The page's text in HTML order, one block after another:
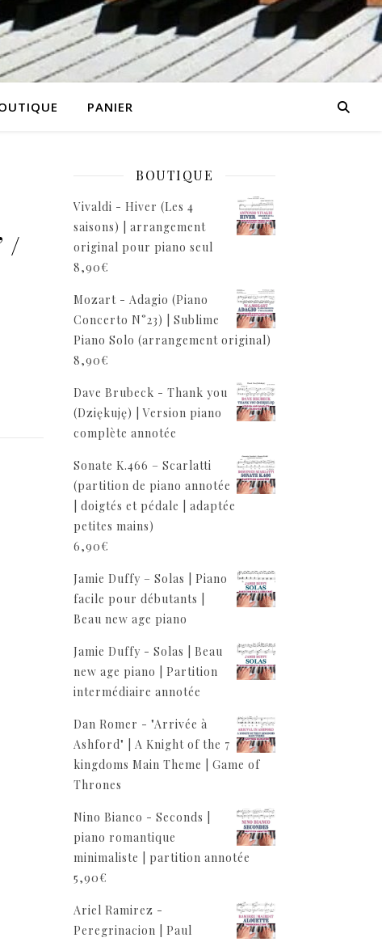
PANIER
/
BOUTIQUE
Vivaldi - Hiver (Les 4
saisons) | arrangement
original pour piano seul
8,90€
Mozart - Adagio (Piano
Concerto N°23) | Sublime
Piano Solo (arrangement original)
8,90€
Dave Brubeck - Thank you
(Dziękuję) | Version piano
complète annotée
Sonate K.466 – Scarlatti
(partition de piano annotée
| doigtés et pédale | adaptée
petites mains)
6,90€
Jamie Duffy – Solas | Piano
facile pour débutants |
Beau new age piano
Jamie Duffy - Solas | Beau
new age piano | Partition
intermédiaire annotée
Dan Romer - "Arrivée à
Ashford" | A Knight of the 7
kingdoms Main Theme | Game of
Thrones
Nino Bianco - Seconds |
piano romantique
minimaliste | partition annotée
5,90€
Ariel Ramirez -
Peregrinacion | Paul